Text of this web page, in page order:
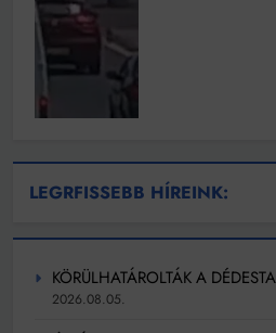
LEGRFISSEBB HÍREINK:
KÖRÜLHATÁROLTÁK A
2026.08.05.